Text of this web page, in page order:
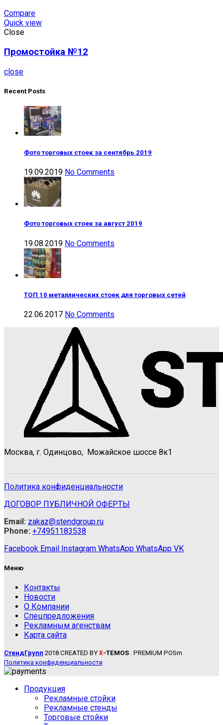
Compare
Quick view
Close
Промостойка №12
close
Recent Posts
Фото торговых стоек за сентябрь 2019
19.09.2019 No Comments
Фото торговых стоек за август 2019
19.08.2019 No Comments
ТОП 10 металлических стоек для торговых сетей
22.06.2017 No Comments
Москва, г. Одинцово, Можайское шоссе 8к1
Политика конфиденциальности
ДОГОВОР ПУБЛИЧНОЙ ОФЕРТЫ
Email: zakaz@stendgroup.ru
Phone: +74951183538
Facebook Email Instagram WhatsApp WhatsApp VK
Меню
Контакты
Новости
О Компании
Спецпредложения
Рекламным агенствам
Карта сайта
СтендГрупп 2018 CREATED BY X-TEMOS . PREMIUM POSm
Политика конфиденциальности
Продукция
Рекламные стойки
Рекламные стенды
Торговые стойки